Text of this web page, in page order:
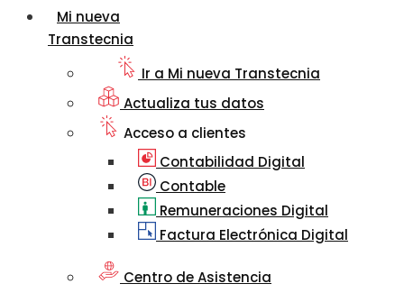
Mi nueva
Transtecnia
Ir a Mi nueva Transtecnia
Actualiza tus datos
Acceso a clientes
Contabilidad Digital
Contable
Remuneraciones Digital
Factura Electrónica Digital
Centro de Asistencia